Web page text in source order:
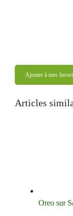
Ajouter à mes
Articles
Oreo sur